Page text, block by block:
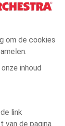
om de cookies
inhoud
link
van de pagina